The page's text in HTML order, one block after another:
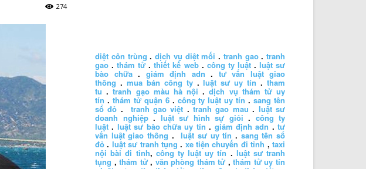
274
diệt côn trùng . dịch vụ diệt mối . tranh gao. tranh
gao .thám tử.thiết kế web. công ty luật.luật sư
bào chữa. giám định adn . tư vấn luật giao
thông . mua bán công ty.luật sư uy tín .tham
tu .tranh gạo màu hà nội .dịch vụ thám tử uy
tín . thám tử quận 6. công ty luật uy tín .sang tên
sổ đỏ . tranh gao việt .tranh gao mau . luật sư
doanh nghiệp. luật sư hình sự giỏi . công ty
luật . luật sư bào chữa uy tín . giám định adn.tư
vấn luật giao thông .luật sư uy tín . sang tên sổ
đỏ . luật sư tranh tụng . xe tiện chuyến đi tỉnh ,taxi
nội bài đi tỉnh, công ty luật uy tín. luật sư tranh
tụng ,thám tử, văn phòng thám tử ,thám tử uy tín